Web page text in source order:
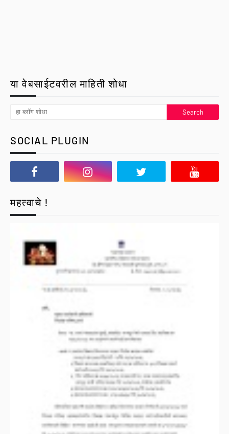
या वेबसाईटवरील माहिती शोधा
SOCIAL PLUGIN
महत्वाचे !